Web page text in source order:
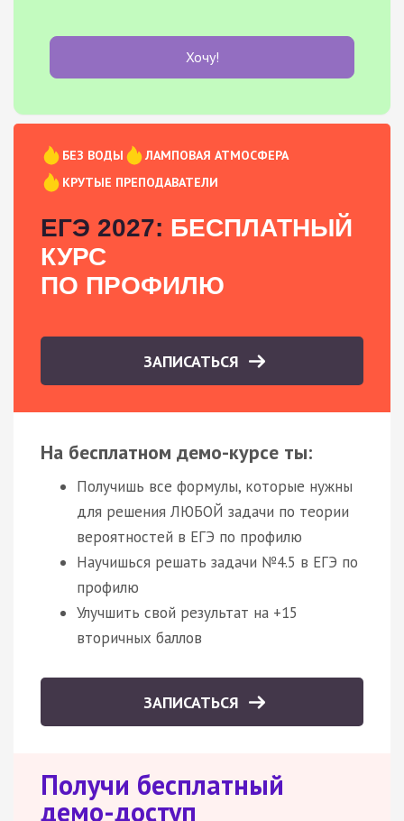
Хочу!
БЕЗ ВОДЫ
ЛАМПОВАЯ АТМОСФЕРА
КРУТЫЕ ПРЕПОДАВАТЕЛИ
ЕГЭ 2027: БЕСПЛАТНЫЙ
КУРС
ПО ПРОФИЛЮ
ЗАПИСАТЬСЯ
На бесплатном демо-курсе ты:
Получишь все формулы, которые нужны
для решения ЛЮБОЙ задачи по теории
вероятностей в ЕГЭ по профилю
Научишься решать задачи №4.5 в ЕГЭ по
профилю
Улучшить свой результат на +15
вторичных баллов
ЗАПИСАТЬСЯ
Получи бесплатный
демо-доступ